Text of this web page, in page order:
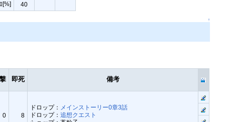
[%]
40
↑
即死 備考
0 8
ドロップ：
メインストーリー0章3話
ドロップ：追想クエスト